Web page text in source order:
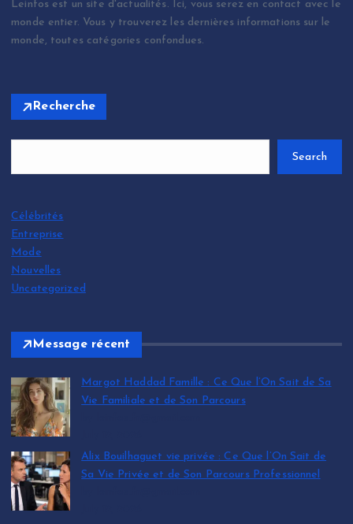
Leinfos est un site d'actualités. Ici, vous serez en contact avec le
monde entier. Vous y trouverez les dernières informations sur le
monde, toutes catégories confondues.
Recherche
Search
Célébrités
Entreprise
Mode
Nouvelles
Uncategorized
Message récent
Margot Haddad Famille : Ce Que l’On Sait de Sa
Vie Familiale et de Son Parcours
Alix Bouilhaguet vie privée : Ce Que l’On Sait de
Sa Vie Privée et de Son Parcours Professionnel